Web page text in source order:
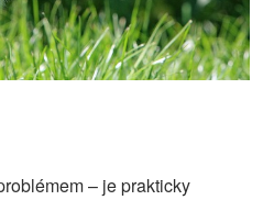
– je prakticky